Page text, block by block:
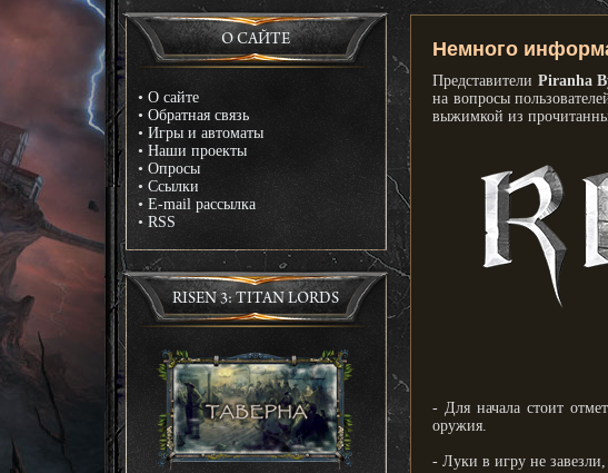
О САЙТЕ
• О сайте
• Обратная связь
• Игры и автоматы
• Наши проекты
• Опросы
• Ссылки
• E-mail рассылка
• RSS
RISEN 3: TITAN LORDS
Немного
Представители Piranha
на вопросы
выжимкой из
- Для начала стоит
оружия.
- Луки в игру не